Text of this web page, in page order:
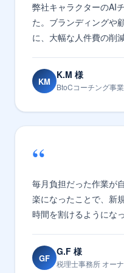
弊社キャラクターのAI
た。ブランディングや
に、大幅な人件費の削
KM
K.M 様
BtoCコーチング事
“
毎月負担だった作業が
楽になったことで、新
時間を割けるようにな
GF
G.F 様
税理士事務所 オー